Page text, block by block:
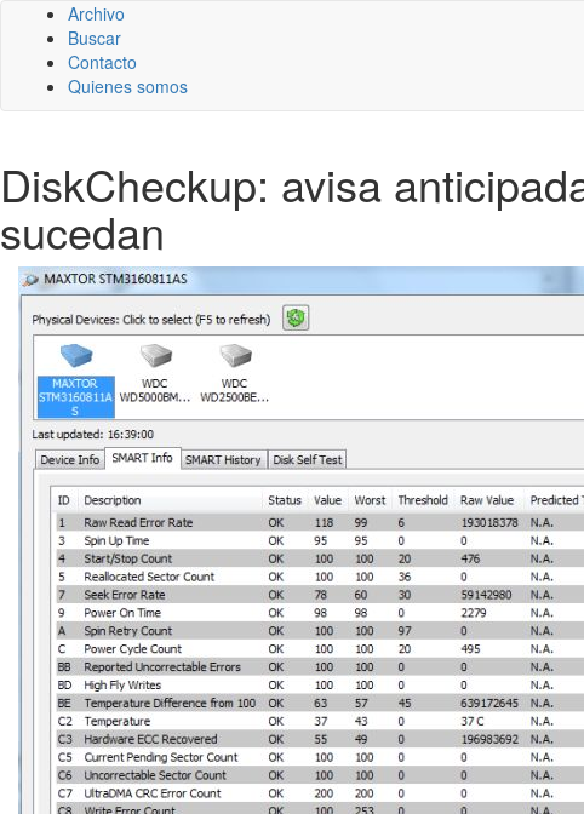
Archivo
Buscar
Contacto
Quienes somos
DiskCheckup: avisa
sucedan